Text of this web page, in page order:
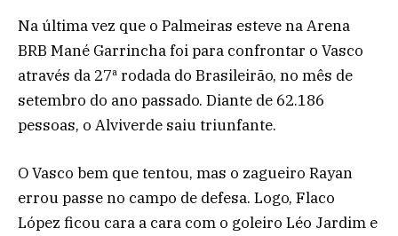
Na última vez que o Palmeiras esteve na Arena
BRB Mané Garrincha foi para confrontar o Vasco
através da 27ª rodada do Brasileirão, no mês de
setembro do ano passado. Diante de 62.186
pessoas, o Alviverde saiu triunfante.
O Vasco bem que tentou, mas o zagueiro Rayan
errou passe no campo de defesa. Logo, Flaco
López ficou cara a cara com o goleiro Léo Jardim e